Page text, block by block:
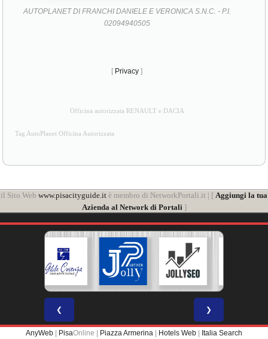
AUTOPLANET DI FRANCHI DANIELE E VERONICA S.N.C. - P.I.
02094940505
[ Privacy ]
Officina autorizzata RENAULT e DACIA
Tag AutoPlanet Officina Autorizzata
il Sito Web www.pisacityguide.it è membro di NetworkPortali.it | [ Aggiungi la tua
Azienda al Network di Portali]
❮ ❯
AnyWeb PisaOnline | Piazza Armerina Hotels Web Italia Search